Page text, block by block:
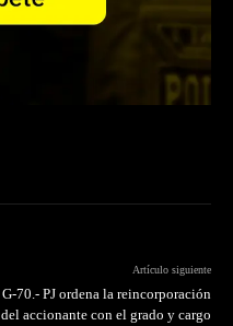
Artículo siguiente
G-70.- PJ ordena la reincorporación
del accionante con el grado y cargo